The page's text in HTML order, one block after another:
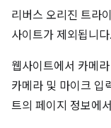
리버스 오리진 트라
사이트가 제외됩니다.
웹사이트에서 카메
카메라 및 마이크 입
트의 페이지 정보에